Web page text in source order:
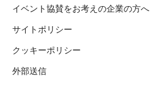
イベント協賛をお考えの企業の方へ
サイトポリシー
クッキーポリシー
外部送信